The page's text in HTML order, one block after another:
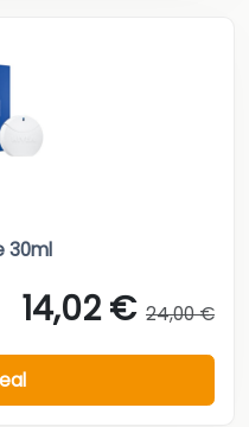
30ml
14,02 € 24,00 €